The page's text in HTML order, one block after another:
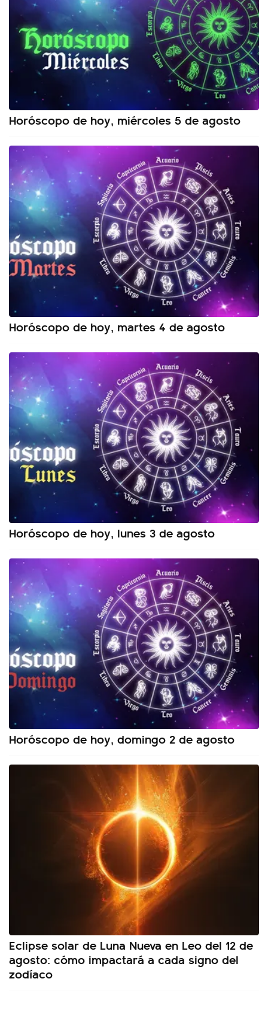
Horóscopo de hoy, miércoles 5 de agosto
Horóscopo de hoy, martes 4 de agosto
Horóscopo de hoy, lunes 3 de agosto
Horóscopo de hoy, domingo 2 de agosto
Eclipse solar de Luna Nueva en Leo del 12 de
agosto: cómo impactará a cada signo del
zodíaco